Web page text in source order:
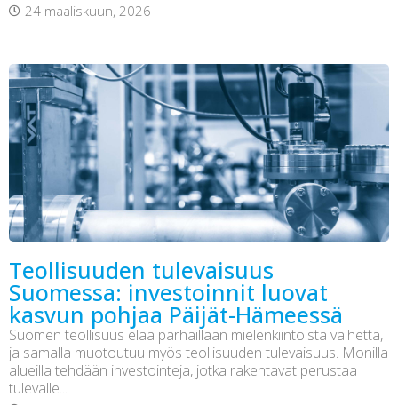
24 maaliskuun, 2026
Teollisuuden tulevaisuus
Suomessa: investoinnit luovat
kasvun pohjaa Päijät-Hämeessä
Suomen teollisuus elää parhaillaan mielenkiintoista vaihetta,
ja samalla muotoutuu myös teollisuuden tulevaisuus. Monilla
alueilla tehdään investointeja, jotka rakentavat perustaa
tulevalle...